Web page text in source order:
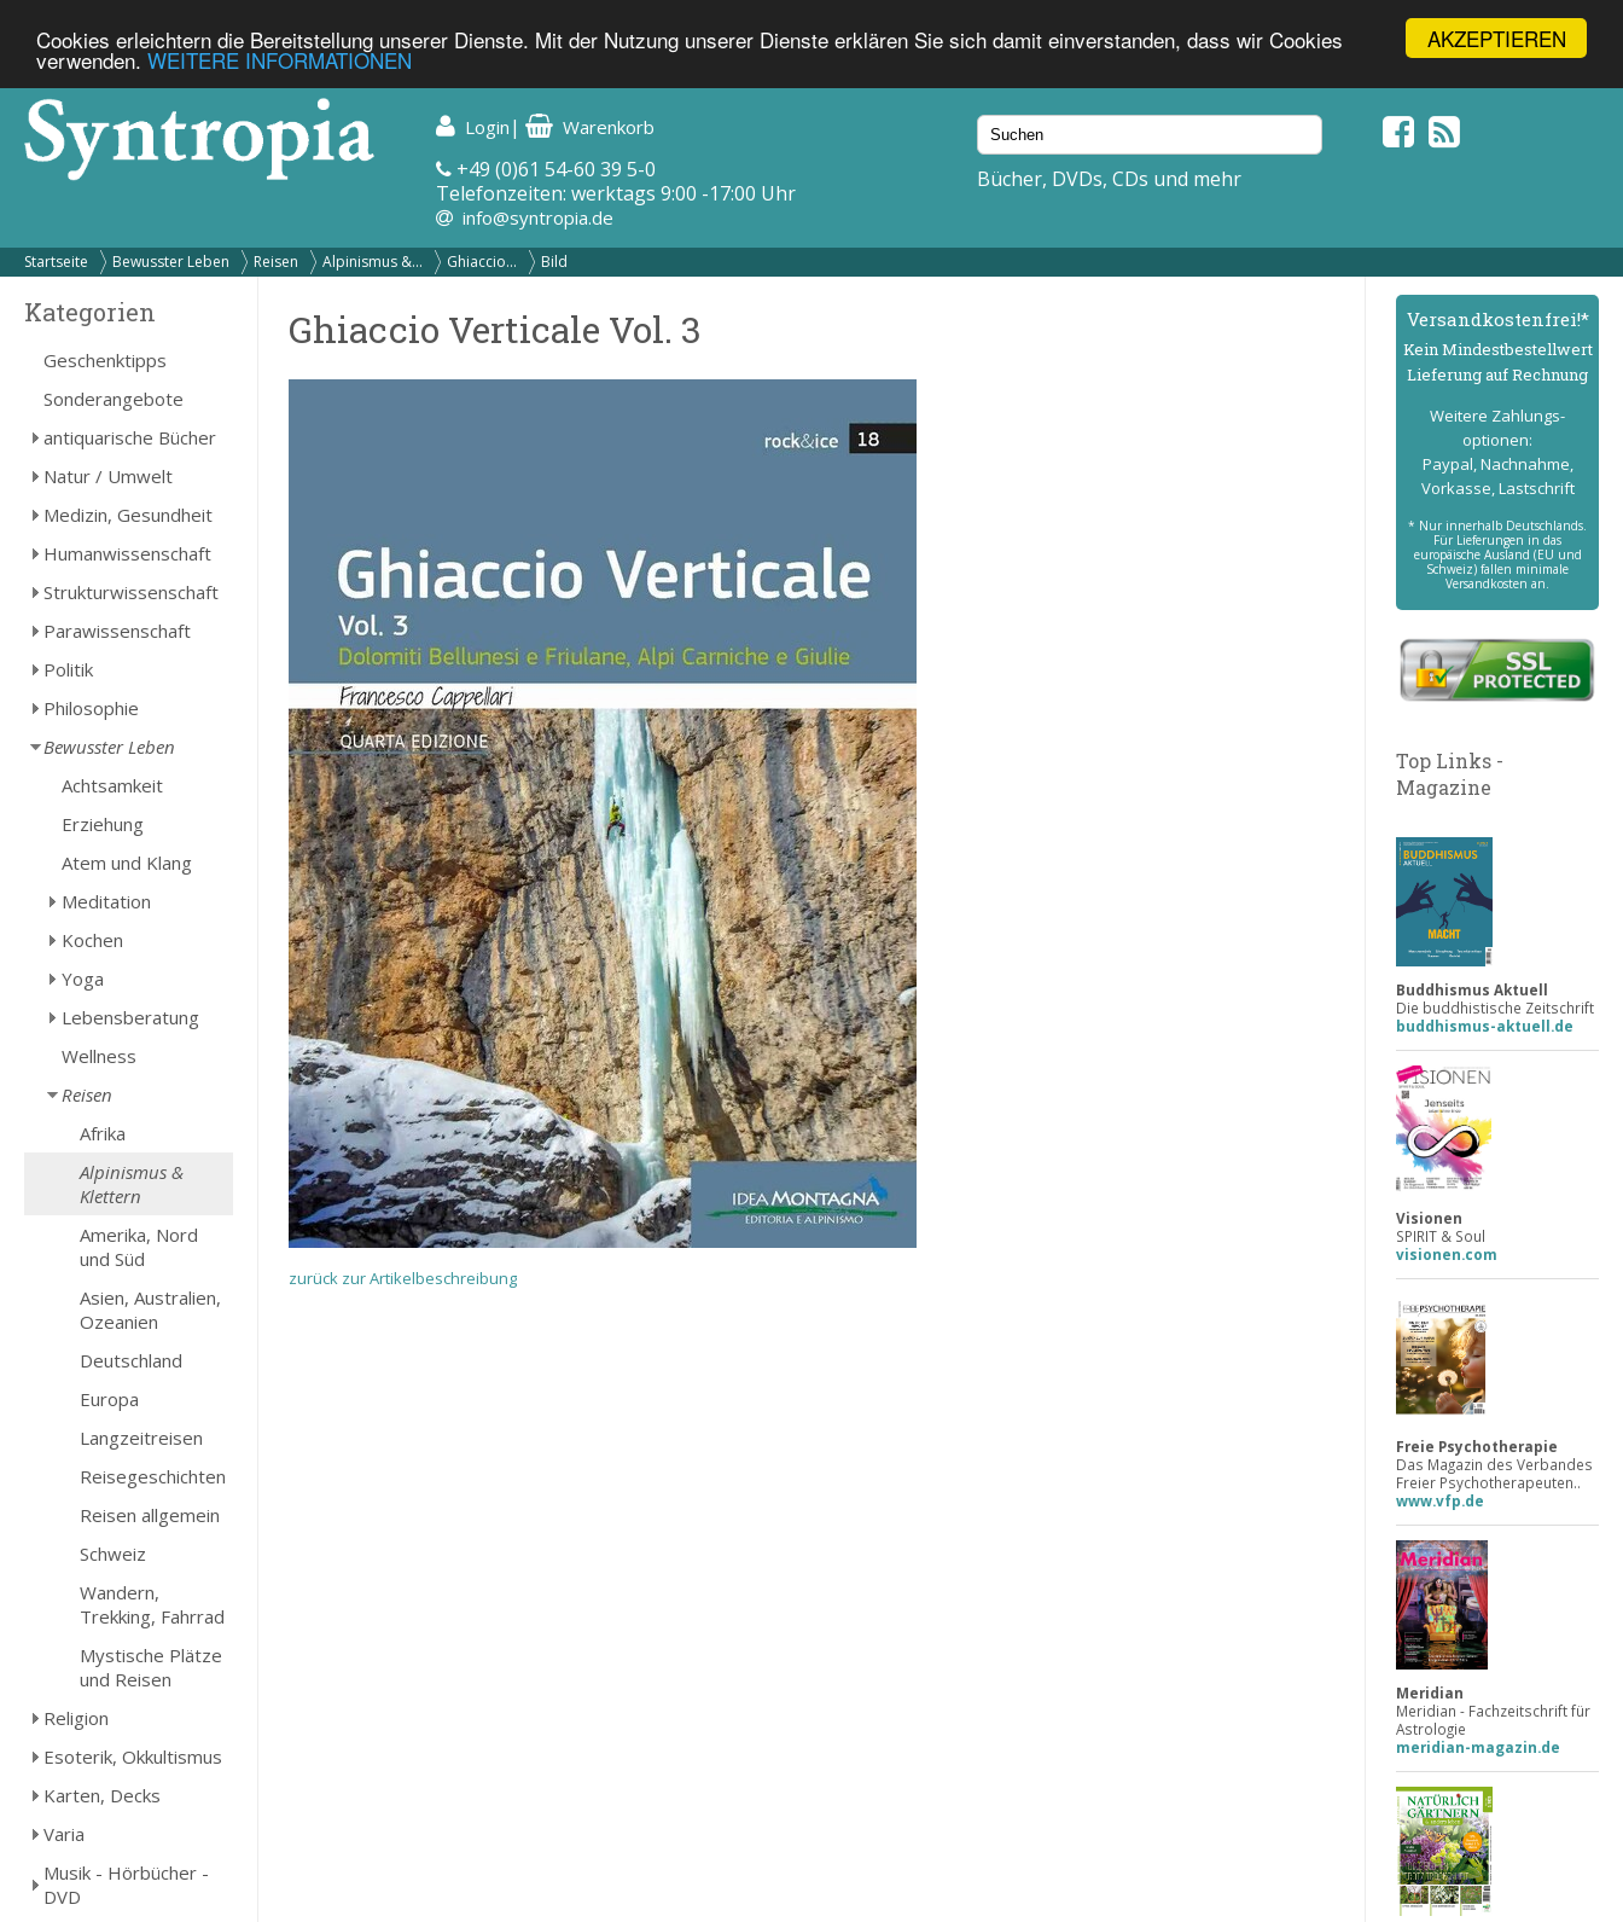
AKZEPTIEREN
Cookies erleichtern die Bereitstellung unserer Dienste. Mit der Nutzung unserer Dienste erklären Sie sich damit einverstanden, dass wir Cookies
verwenden. WEITERE INFORMATIONEN
Login | Warenkorb
+49 (0)61 54-60 39 5-0
Telefonzeiten: werktags 9:00 -17:00 Uhr
info@syntropia.de
Bücher, DVDs, CDs und mehr
Startseite Bewusster Leben Reisen Alpinismus &... Ghiaccio... Bild
Kategorien
Geschenktipps
Sonderangebote
antiquarische Bücher
Natur / Umwelt
Medizin, Gesundheit
Humanwissenschaft
Strukturwissenschaft
Parawissenschaft
Politik
Philosophie
Bewusster Leben
Achtsamkeit
Erziehung
Atem und Klang
Meditation
Kochen
Yoga
Lebensberatung
Wellness
Reisen
Afrika
Alpinismus &
Klettern
Amerika, Nord
und Süd
Asien, Australien,
Ozeanien
Deutschland
Europa
Langzeitreisen
Reisegeschichten
Reisen allgemein
Schweiz
Wandern,
Trekking, Fahrrad
Mystische Plätze
und Reisen
Religion
Esoterik, Okkultismus
Karten, Decks
Varia
Musik - Hörbücher -
DVD
Ghiaccio Verticale Vol. 3
zurück zur Artikelbeschreibung
Versand­kostenfrei!*
Kein Mindest­bestell­wert
Lieferung auf Rechnung
Weitere Zahlungs­
optionen:
Paypal, Nachnahme,
Vorkasse, Lastschrift
* Nur innerhalb Deutschlands.
Für Lieferungen in das
europäische Ausland (EU und
Schweiz) fallen minimale
Versandkosten an.
Top Links -
Magazine
Buddhismus Aktuell
Die buddhistische Zeitschrift
buddhismus-aktuell.de
Visionen
SPIRIT & Soul
visionen.com
Freie Psychotherapie
Das Magazin des Verbandes
Freier Psychotherapeuten..
www.vfp.de
Meridian
Meridian - Fachzeitschrift für
Astrologie
meridian-magazin.de